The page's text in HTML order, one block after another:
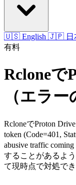
🇺🇸 English 🇯🇵 日
有料
Rcloneで
（エラー
RcloneでProton
token (Code=401,
abusive traffic
することがあるよ
て現時点で対処で